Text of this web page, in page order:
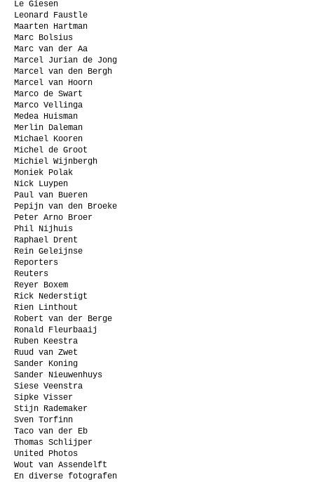
Le Giesen
Leonard Faustle
Maarten Hartman
Marc Bolsius
Marc van der Aa
Marcel Jurian de Jong
Marcel van den Bergh
Marcel van Hoorn
Marco de Swart
Marco Vellinga
Medea Huisman
Merlin Daleman
Michael Kooren
Michel de Groot
Michiel Wijnbergh
Moniek Polak
Nick Luypen
Paul van Bueren
Pepijn van den Broeke
Peter Arno Broer
Phil Nijhuis
Raphael Drent
Rein Geleijnse
Reporters
Reuters
Reyer Boxem
Rick Nederstigt
Rien Linthout
Robert van der Berge
Ronald Fleurbaaij
Ruben Keestra
Ruud van Zwet
Sander Koning
Sander Nieuwenhuys
Siese Veenstra
Sipke Visser
Stijn Rademaker
Sven Torfinn
Taco van der Eb
Thomas Schlijper
United Photos
Wout van Assendelft
En diverse fotografen